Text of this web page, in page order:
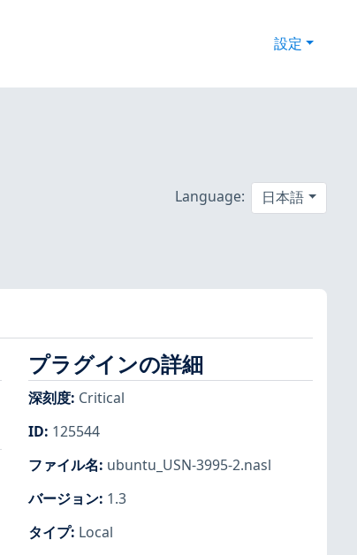
設定
Language: 日本語
プラグインの詳細
深刻度: Critical
ID: 125544
ファイル名: ubuntu_USN-3995-2.nasl
バージョン: 1.3
タイプ: Local